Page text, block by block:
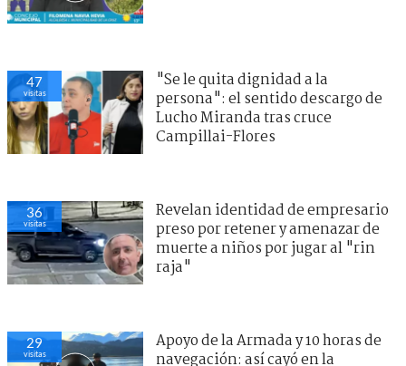
46
visitas
"Se le quita dignidad a la
persona": el sentido descargo de
Lucho Miranda tras cruce
Campillai-Flores
37
visitas
Revelan identidad de empresario
preso por retener y amenazar de
muerte a niños por jugar al "rin
raja"
28
visitas
Apoyo de la Armada y 10 horas de
navegación: así cayó en la